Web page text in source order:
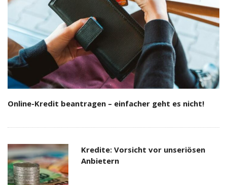
Online-Kredit beantragen – einfacher geht es nicht!
Kredite: Vorsicht vor unseriösen
Anbietern